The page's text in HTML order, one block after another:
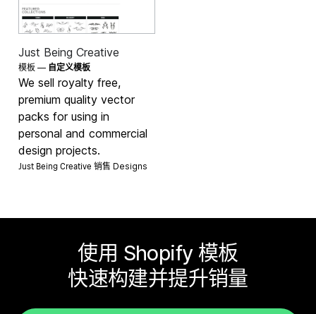
Just Being Creative
模板 — 自定义模板
We sell royalty free,
premium quality vector
packs for using in
personal and commercial
design projects.
Just Being Creative 销售 Designs
使用 Shopify 模板
快速构建并提升销量